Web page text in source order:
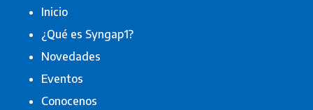
Inicio
¿Qué es Syngap1?
Novedades
Eventos
Conocenos